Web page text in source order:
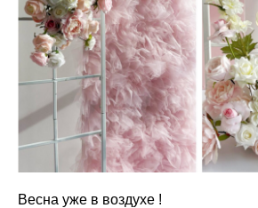
Весна уже в воздухе !